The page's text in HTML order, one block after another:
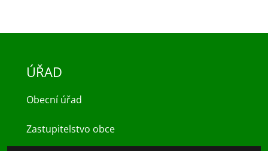
ÚŘAD
Obecní úřad
Zastupitelstvo obce